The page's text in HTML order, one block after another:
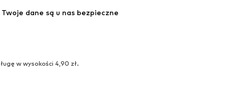
Twoje dane są u nas bezpieczne
w wysokości 4,90 zł.